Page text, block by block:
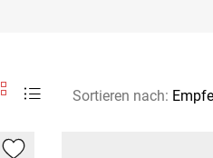
Sortieren nach: